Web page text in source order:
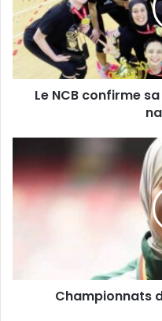
domination
sur
la
scène
nationale
Le NCB confirme
d’Afrique,
Accra-
2026
Championnats